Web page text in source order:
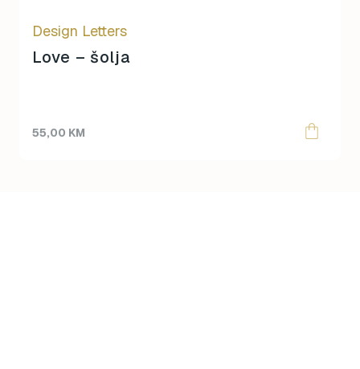
Design Letters
Love – šolja
55,00 KM